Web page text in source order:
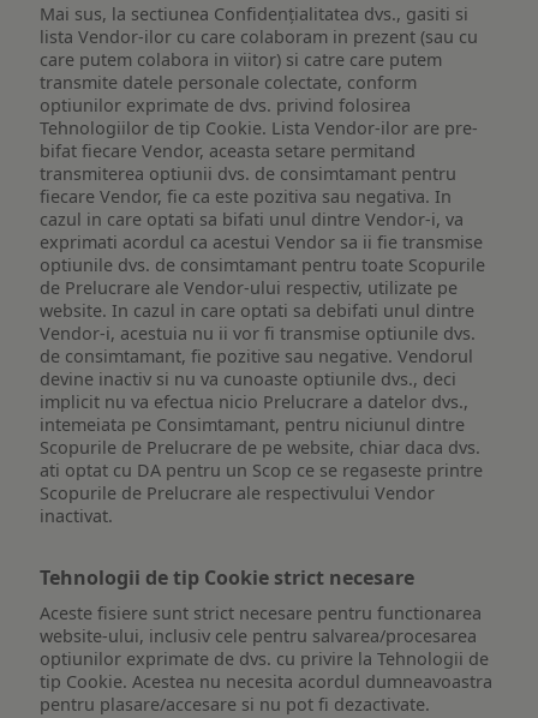
Mai sus, la sectiunea Confidențialitatea dvs., gasiti si
lista Vendor-ilor cu care colaboram in prezent (sau cu
care putem colabora in viitor) si catre care putem
transmite datele personale colectate, conform
optiunilor exprimate de dvs. privind folosirea
Tehnologiilor de tip Cookie. Lista Vendor-ilor are pre-
bifat fiecare Vendor, aceasta setare permitand
transmiterea optiunii dvs. de consimtamant pentru
fiecare Vendor, fie ca este pozitiva sau negativa. In
cazul in care optati sa bifati unul dintre Vendor-i, va
exprimati acordul ca acestui Vendor sa ii fie transmise
optiunile dvs. de consimtamant pentru toate Scopurile
de Prelucrare ale Vendor-ului respectiv, utilizate pe
website. In cazul in care optati sa debifati unul dintre
Vendor-i, acestuia nu ii vor fi transmise optiunile dvs.
de consimtamant, fie pozitive sau negative. Vendorul
devine inactiv si nu va cunoaste optiunile dvs., deci
implicit nu va efectua nicio Prelucrare a datelor dvs.,
intemeiata pe Consimtamant, pentru niciunul dintre
Scopurile de Prelucrare de pe website, chiar daca dvs.
ati optat cu DA pentru un Scop ce se regaseste printre
Scopurile de Prelucrare ale respectivului Vendor
inactivat.
Tehnologii de tip Cookie strict necesare
Aceste fisiere sunt strict necesare pentru functionarea
website-ului, inclusiv cele pentru salvarea/procesarea
optiunilor exprimate de dvs. cu privire la Tehnologii de
tip Cookie. Acestea nu necesita acordul dumneavoastra
pentru plasare/accesare si nu pot fi dezactivate.